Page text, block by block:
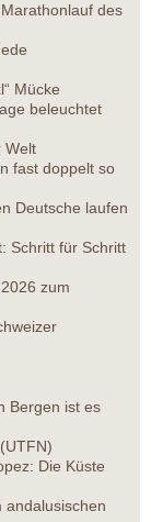
des
Mücke
beleuchtet
Welt
fast doppelt so
Deutsche laufen
Schritt für Schritt
zum
Bergen ist es
Die Küste
andalusischen